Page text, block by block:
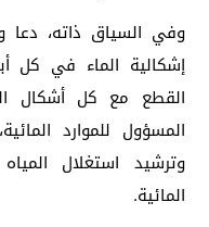
وفي السياق ذاته، دعا
إشكالية الماء في كل
القطع مع كل أشكال
المسؤول للموارد
وترشيد استغلال
المائية.